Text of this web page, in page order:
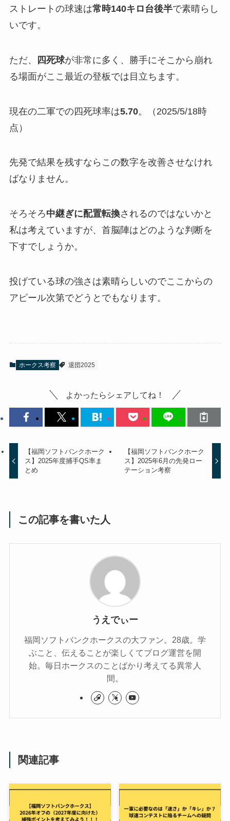
ストレートの球速は常時140キロ台後半で素晴らし
いです。
ただ、 四死球が非常に多く、勝手にそこから崩れ
る場面がここ最近の登板では目立ちます。
現在の二軍での四死球率は5.70。（2025/5/18時
点）
先発で結果を残すならこの数字を改善させなけれ
ばなりません。
そろそろ中継ぎに配置転換されるのではないかと
私は考えていますが、首脳陣はどのような判断を
下すでしょうか。
投げている球の強さは素晴らしいのでここからの
アピール次第でどうとでもなります。
ホークス考察 退団2025
よかったらシェアしてね！
【福岡ソフトバンクホーク
ス】2025年度捕手QS率ま
とめ
【福岡ソフトバンクホーク
ス】2025年6月の先発ロー
テーション考察
この記事を書いた人
うえでぃー
福岡ソフトバンクホークスの大ファン。28歳。学
ぶこと、伝えることが楽しくてブログ運営を開
始。毎日ホークスのことばかり考えてる異常人
間。
関連記事